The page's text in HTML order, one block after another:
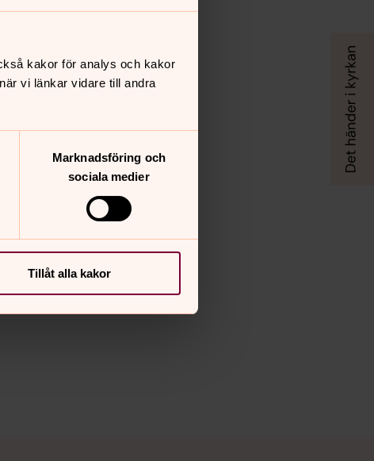
kakor för analys och kakor
vi länkar vidare till andra
Marknadsföring och
sociala medier
Tillåt alla kakor